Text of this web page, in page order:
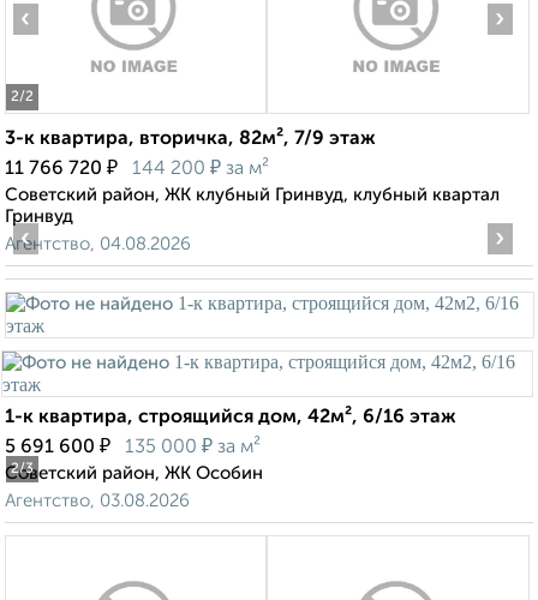
2/2
‹ ›
3-к квартира, вторичка, 82м², 7/9 этаж
11 766 720 ₽ 144 200 ₽ за м²
Советский район, ЖК клубный Гринвуд, клубный квартал
Гринвуд
Агентство, 04.08.2026
2/3
‹ ›
1-к квартира, строящийся дом, 42м², 6/16 этаж
5 691 600 ₽ 135 000 ₽ за м²
Советский район, ЖК Особин
Агентство, 03.08.2026